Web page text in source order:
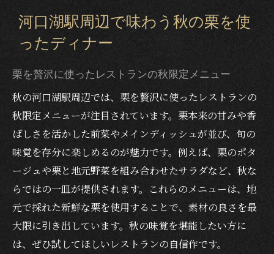
デートや記念日に最適なレストランの選び
方
秋限定！河口湖駅近くの絶品ディナーとワイン
レストランで味わう秋限定ディナーの魅力
甲州ワインと相性抜群の秋食材ディナーと
は
地元産ワインとディナーのペアリングを満
喫
秋限定ディナーで特別な夜を演出するコツ
ワインの選び方とレストラン活用ポイント
かぼちゃディナーも楽しめる次の見どころ
河口湖駅周辺で味わう秋の栗を使
ったディナー
栗を贅沢に使ったレストランの秋限定メニュー
秋の河口湖駅周辺では、栗を贅沢に使ったレストランの
秋限定メニューが注目されています。栗本来の甘みや香
ばしさを活かした前菜やメインディッシュが並び、旬の
味覚を存分に楽しめるのが魅力です。例えば、栗のポタ
ージュや栗と地元野菜を組み合わせたサラダなど、秋な
らではの一皿が提供されます。これらのメニューは、地
元で採れた新鮮な栗を使用することで、素材の良さを最
大限に引き出しています。秋の味覚を堪能したい方に
は、ぜひ試してほしいレストランの自信作です。